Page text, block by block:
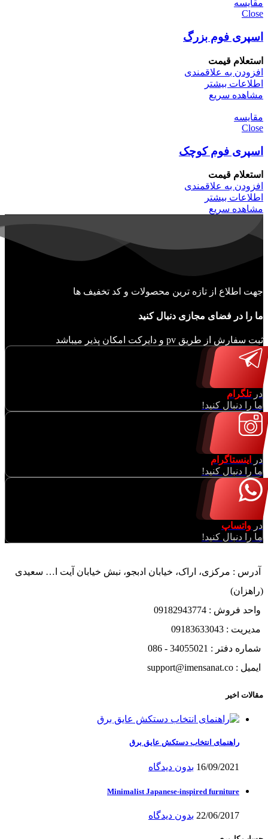
مقایسه
Close
اسپری فوم بزرگ
استعلام قیمت
افزودن به علاقمندی
اطلاعات بیشتر
مشاهده سریع
مقایسه
Close
اسپری فوم کوچک
استعلام قیمت
افزودن به علاقمندی
اطلاعات بیشتر
مشاهده سریع
جهت اطلاع از تازه ترین محصولات و کد تخفیف ها
ما را در فضای مجازی دنبال کنید
ثبت سفارش از طریق pv و دایرکت امکان پذیر میباشد
درتلگرام
ما را دنبال کنید!
در
اینستاگرام
ما را دنبال کنید!
در واتساپ
ما را دنبال کنید!
آدرس : مرکزی، اراک، خیابان ادبجو، نبش خیابان آیت ا… سعیدی
(راهزان)
واحد فروش : 09182943774
مدیریت : 09183633043
شماره دفتر : 34055021 - 086
ایمیل : support@imensanat.co
مقالات اخیر
راهنمای انتخاب دستکش عایق برق
16/09/2021 بدون دیدگاه
Minimalist Japanese-inspired furniture
22/06/2017 بدون دیدگاه